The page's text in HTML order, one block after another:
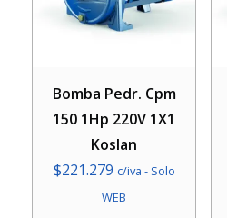
Bomba Pedr. Cpm
150 1Hp 220V 1X1
Koslan
$221.279 c/iva - Solo
WEB